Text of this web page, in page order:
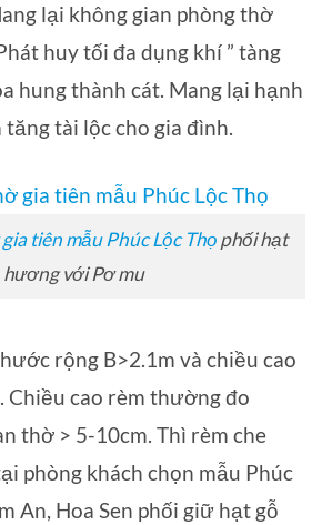
lại không gian phòng thờ
huy tối đa dụng khí ” tàng
hung thành cát. Mang lại hạnh
tăng tài lộc cho gia đình.
tiên mẫu Phúc Lộc Thọphối hạt
hương với Pơ mu
rộng B>2.1m và chiều cao
Chiều cao rèm thường đo
thờ > 5-10cm. Thì rèm che
phòng khách chọn mẫu Phúc
An, Hoa Sen phối giữ hạt gỗ